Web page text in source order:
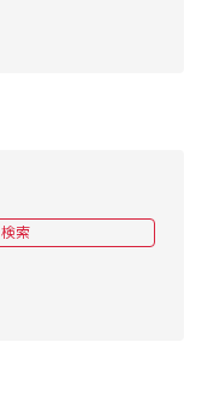
索